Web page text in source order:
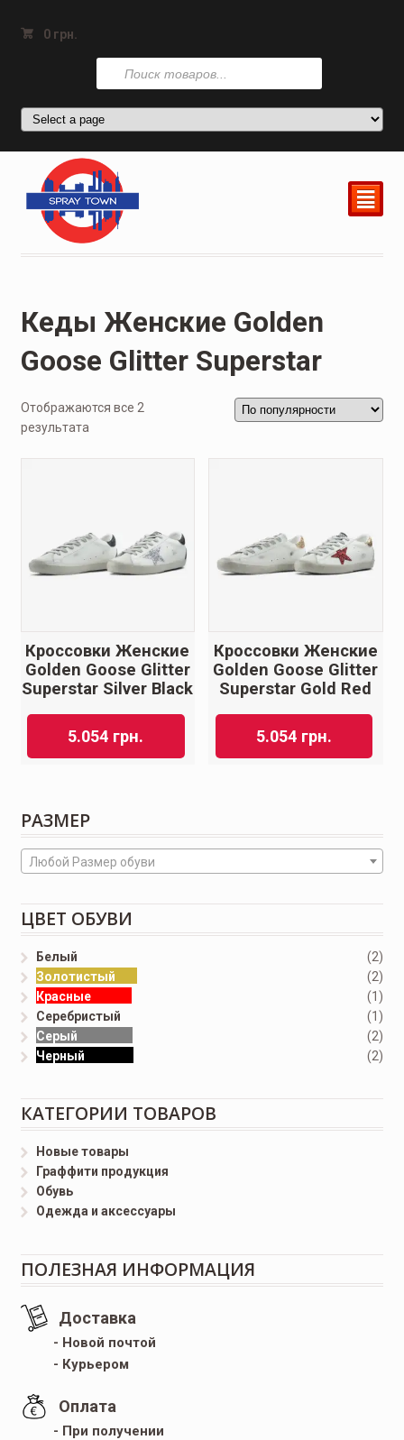
0 грн.
Поиск
товаров
²
Кеды Женские Golden
Goose Glitter Superstar
Отображаются все 2
результата
Кроссовки Женские
Golden Goose Glitter
Superstar Silver Black
5.054 грн.
Кроссовки Женские
Golden Goose Glitter
Superstar Gold Red
5.054 грн.
РАЗМЕР
Любой Размер обуви
ЦВЕТ ОБУВИ
Белый
(2)
Золотистый
(2)
Красные
(1)
Серебристый
(1)
Серый
(2)
Черный
(2)
КАТЕГОРИИ ТОВАРОВ
Новые товары
Граффити продукция
Обувь
Одежда и аксессуары
ПОЛЕЗНАЯ ИНФОРМАЦИЯ
Доставка
- Новой почтой
- Курьером
Оплата
- При получении